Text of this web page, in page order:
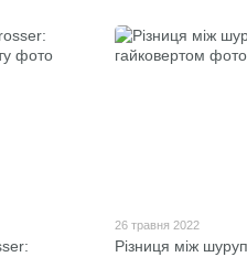
26 травня 2022
Різниця між